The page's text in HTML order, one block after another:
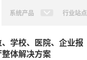
系统产品 行业站点
学校、医院、企业报
整体解决方案